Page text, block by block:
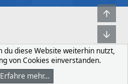
Anmelden
du diese Website weiterhin nutzt,
von Cookies einverstanden.
Erfahre mehr…